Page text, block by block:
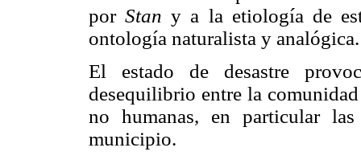
porStan y a la etiología de
ontología naturalista y analógica.
El estado de desastre
desequilibrio entre la
no humanas, en particular
municipio.